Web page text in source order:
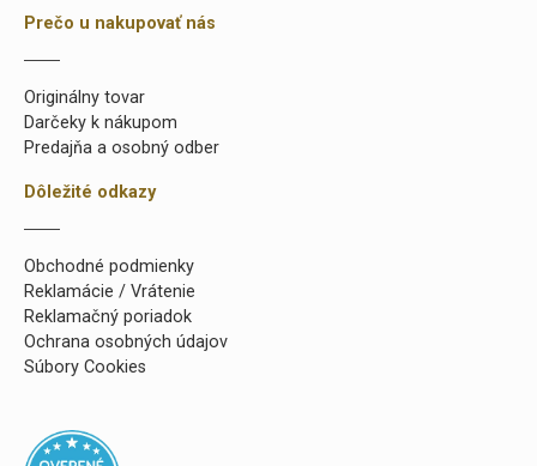
Prečo u nakupovať nás
Originálny tovar
Darčeky k nákupom
Predajňa a osobný odber
Dôležité odkazy
Obchodné podmienky
Reklamácie / Vrátenie
Reklamačný poriadok
Ochrana osobných údajov
Súbory Cookies